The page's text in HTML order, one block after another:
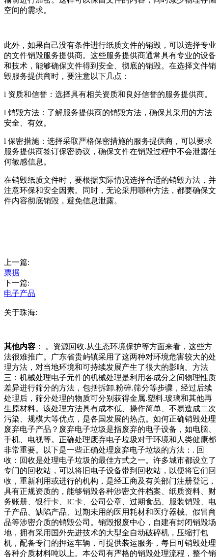
空间的需求。
此外，如果自己没有条件进行纸质文件的销毁，可以选择专业
的文件销毁服务提供商。这些服务提供商通常具有专业的设备
和技术，能够确保文件得到安全、彻底的销毁。在选择文件销
毁服务提供商时，要注意以下几点：
l 资质和信誉：选择具有相关资质和良好信誉的服务提供商。
l 销毁方法：了解服务提供商的销毁方法，确保其采用的方法
安全、有效。
l 保密措施：选择采取严格保密措施的服务提供商，可以要求
服务提供商签订保密协议，确保文件在销毁过程中不会泄露任
何敏感信息。
在销毁纸质文件时，要根据实际情况选择合适的销毁方法，并
注意环保和安全因素。同时，无论采用哪种方法，都要确保文
件内容彻底销毁，避免信息泄露。
上一篇:
票据
下一篇:
电子产品
关于珠海:
其他内容 ： 。资源回收.从生态环境保护等方面来看，这些方
法很难推广。广东省贵屿镇采用了这两种对环境危害较大的处
理方法，对当地环境和可持续发展产生了很大的影响。方法
三：机械处理电子元件的机械处理是利用各成分之间物理性质
差异进行筛分的方法，包括拆卸.粉碎.筛分等步骤，经过后续
处理后，筛分处理的物质可分别获得金属.塑料.玻璃和其他再
生原材料。该处理方法具有成本低、操作简单、不易造成二次
污染、规模大等优点，是各国发展的热点。如何正确销毁处理
废弃电子产品？废弃电子垃圾是指废弃的电子设备，如电脑、
手机、电视等。正确处理废弃电子垃圾对于环境和人类健康都
非常重要。以下是一些正确处理废弃电子垃圾的方法：. 回
收：回收是处理电子垃圾的最佳方式之一。许多城市都设立了
专门的回收站，可以将旧电子设备带到回收站，以便将它们回
收，重新利用或进行的机构，是经工商及有关部门注册登记，
具有正规资质的，能够销毁各种涉密文件档案、纸质资料、财
务账册、银行卡、IC卡、公司公章、过期食品、服装销毁、电
子产品、缺陷产品、过期未用的医用耗材和医疗器械、假冒商
品等涉密介质的销毁公司。销毁报废中心，自建有封闭销毁场
地，拥有采用国外先进技术的大型全自动破碎机，压缩打包
机，配备专门的押运车辆，可提供装运服务，每日可销毁处理
各种介质材料吨以上。本公司有严格的销毁处理流程，整个销